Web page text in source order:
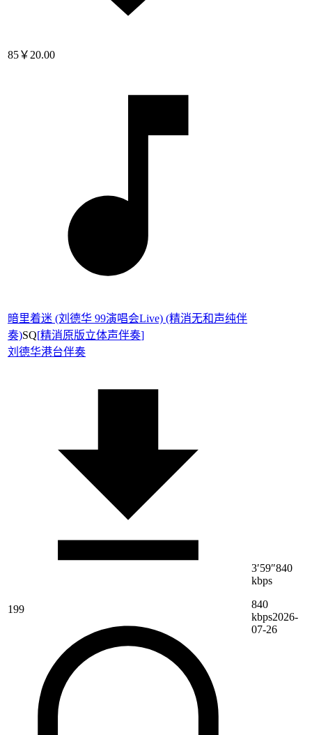
85￥20.00
暗里着迷 (刘德华 99演唱会Live) (精消无和声纯伴
奏)SQ[精消原版立体声伴奏]
刘德华港台伴奏
199
3′59″840
kbps
840
kbps2026-
07-26